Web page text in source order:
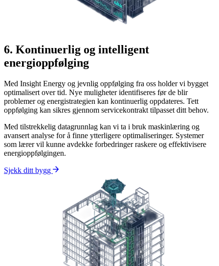
6. Kontinuerlig og intelligent
energioppfølging
Med Insight Energy og jevnlig oppfølging fra oss holder vi bygget
optimalisert over tid. Nye muligheter identifiseres før de blir
problemer og energistrategien kan kontinuerlig oppdateres. Tett
oppfølging kan sikres gjennom servicekontrakt tilpasset ditt behov.
Med tilstrekkelig datagrunnlag kan vi ta i bruk maskinlæring og
avansert analyse for å finne ytterligere optimaliseringer. Systemer
som lærer vil kunne avdekke forbedringer raskere og effektivisere
energioppfølgingen.
Sjekk ditt bygg